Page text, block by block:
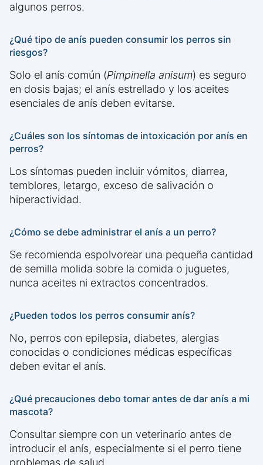
algunos perros.
¿Qué tipo de anís pueden consumir los perros sin
riesgos?
Solo el anís común (Pimpinella anisum) es seguro
en dosis bajas; el anís estrellado y los aceites
esenciales de anís deben evitarse.
¿Cuáles son los síntomas de intoxicación por anís en
perros?
Los síntomas pueden incluir vómitos, diarrea,
temblores, letargo, exceso de salivación o
hiperactividad.
¿Cómo se debe administrar el anís a un perro?
Se recomienda espolvorear una pequeña cantidad
de semilla molida sobre la comida o juguetes,
nunca aceites ni extractos concentrados.
¿Pueden todos los perros consumir anís?
No, perros con epilepsia, diabetes, alergias
conocidas o condiciones médicas específicas
deben evitar el anís.
¿Qué precauciones debo tomar antes de dar anís a mi
mascota?
Consultar siempre con un veterinario antes de
introducir el anís, especialmente si el perro tiene